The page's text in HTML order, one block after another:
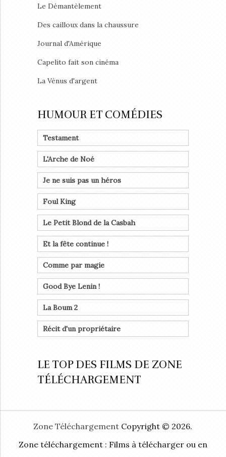
Le Démantèlement
Des cailloux dans la chaussure
Journal d'Amérique
Capelito fait son cinéma
La Vénus d'argent
HUMOUR ET COMÉDIES
Testament
L'Arche de Noé
Je ne suis pas un héros
Foul King
Le Petit Blond de la Casbah
Et la fête continue !
Comme par magie
Good Bye Lenin !
La Boum 2
Récit d'un propriétaire
LE TOP DES FILMS DE ZONE
TÉLÉCHARGEMENT
Zone Téléchargement Copyright © 2026.
Zone téléchargement : Films à télécharger ou en